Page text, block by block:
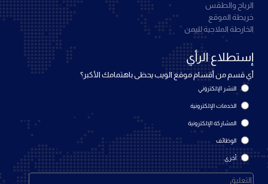
الرياح والطقس
خريطة الموقع
الخارطة الملاحية لليمن
إستطلاع الرأي
أي قسم من أقسام موقع الويب يحظى باهتمامك الأكبر؟
النشر الإلكتروني
الخدمات الإلكترونية
المشاركة الإلكترونية
الوظائف
أخرى